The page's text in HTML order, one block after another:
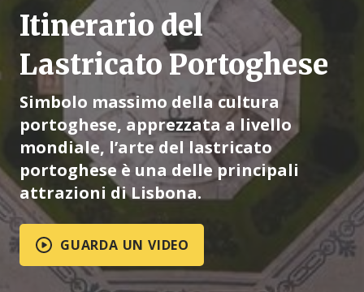
Itinerario del
Lastricato Portoghese
Simbolo massimo della cultura
portoghese, apprezzata a livello
mondiale, l’arte del lastricato
portoghese è una delle principali
attrazioni di Lisbona.
GUARDA UN VIDEO